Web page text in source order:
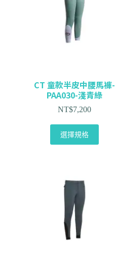
CT 童款半皮中腰馬褲-
PAA030-淺青綠
NT$7,200
選擇規格